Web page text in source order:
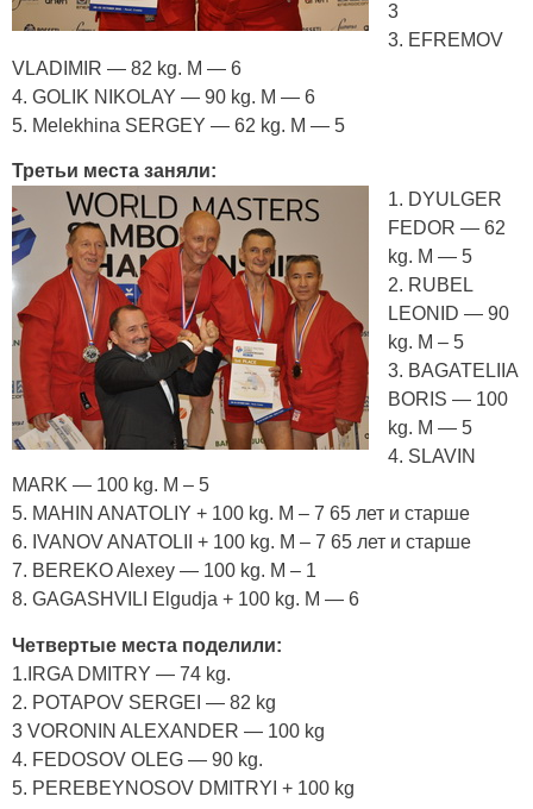
3
3. EFREMOV
VLADIMIR — 82 kg. М — 6
4. GOLIK NIKOLAY — 90 kg. М — 6
5. Melekhina SERGEY — 62 kg. М — 5
Третьи места заняли:
1. DYULGER
FEDOR — 62
kg. М — 5
2. RUBEL
LEONID — 90
kg. М – 5
3. BAGATELIIA
BORIS — 100
kg. М — 5
4. SLAVIN
MARK — 100 kg. М – 5
5. MAHIN ANATOLIY + 100 kg. М – 7 65 лет и старше
6. IVANOV ANATOLII + 100 kg. М – 7 65 лет и старше
7. BEREKO Alexey — 100 kg. М – 1
8. GAGASHVILI Elgudja + 100 kg. М — 6
Четвертые места поделили:
1.IRGA DMITRY — 74 kg.
2. POTAPOV SERGEI — 82 kg
3 VORONIN ALEXANDER — 100 kg
4. FEDOSOV OLEG — 90 kg.
5. PEREBEYNOSOV DMITRYI + 100 kg